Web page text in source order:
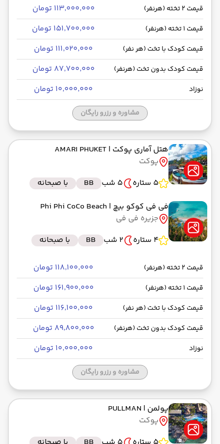
قیمت 2 تخته (هرنفر) ۱۱۳٬۰۰۰٬۰۰۰ تومان
قیمت 1 تخته (هرنفر) ۱۵۱٬۷۰۰٬۰۰۰ تومان
قیمت کودک با تخت (هر نفر) ۱۱۱٬۰۲۰٬۰۰۰ تومان
قیمت کودک بدون تخت (هرنفر) ۸۷٬۷۰۰٬۰۰۰ تومان
نوزاد ۱۰٬۰۰۰٬۰۰۰ تومان
مشاوره و رزرو رایگان
هتل آماری پوکت | AMARI PHUKET
پوکت
5 ستاره
5 شب BB
با صبحانه
فی فی کوکو بیچ | Phi Phi CoCo Beach
جزیره فی فی
4 ستاره
2 شب BB با صبحانه
قیمت 2 تخته (هرنفر) ۱۱۸٬۱۰۰٬۰۰۰ تومان
قیمت 1 تخته (هرنفر) ۱۶۱٬۹۰۰٬۰۰۰ تومان
قیمت کودک با تخت (هر نفر) ۱۱۶٬۱۰۰٬۰۰۰ تومان
قیمت کودک بدون تخت (هرنفر) ۸۹٬۸۰۰٬۰۰۰ تومان
نوزاد ۱۰٬۰۰۰٬۰۰۰ تومان
مشاوره و رزرو رایگان
پولمن | PULLMAN
پوکت